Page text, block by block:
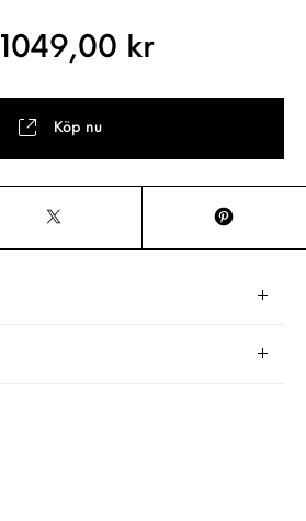
Det ursprungliga
1049,00 krDet
Köp nu